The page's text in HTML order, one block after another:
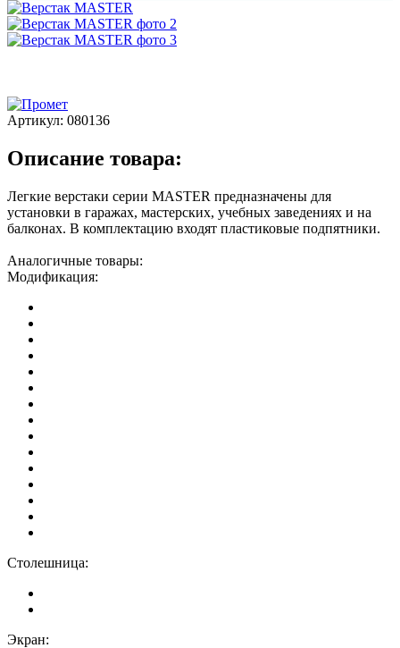
Артикул: 080136
Описание товара:
Легкие верстаки серии MASTER предназначены для
установки в гаражах, мастерских, учебных заведениях и на
балконах. В комплектацию входят пластиковые подпятники.
Аналогичные товары:
Модификация:
Столешница:
Экран: